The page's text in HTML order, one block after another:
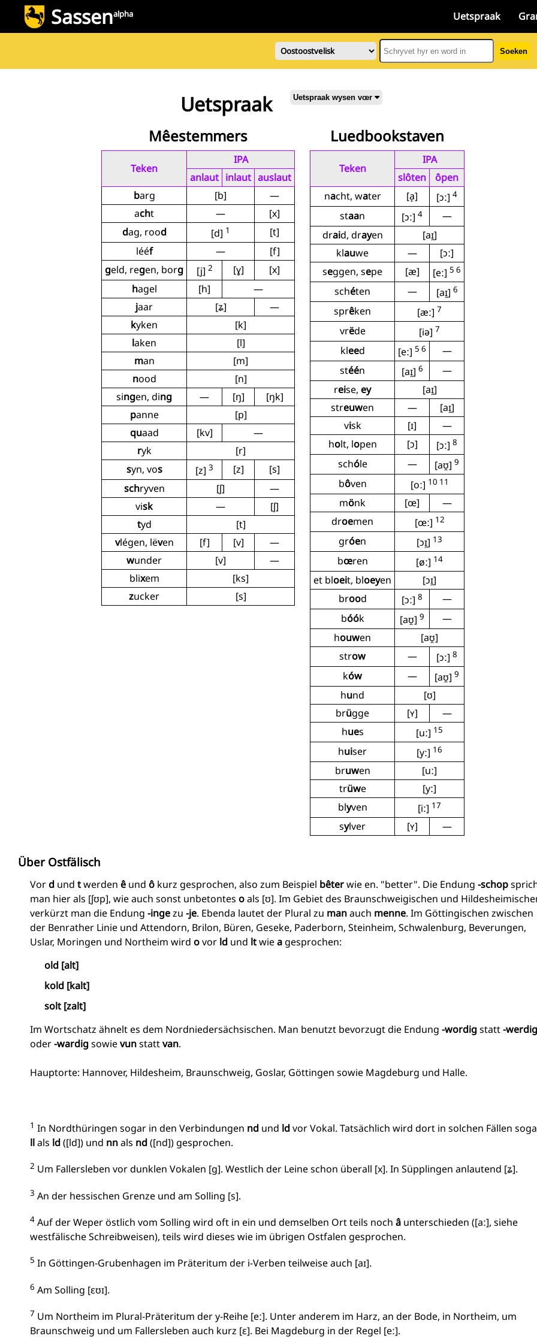
Sassenalpha Uetspraak
Soeken
Uetspraak Uetspraak wysen vœr
Mêestemmers
Teken
IPA
anlaut inlaut auslaut
barg [b]
—
acht —
[x]
dag, rood [d] 1
[t]
lééf —
[f]
geld, regen, borg [j] 2 [ɣ]
[x]
hagel [h]
—
jaar [ʑ]
—
kyken
[k]
laken
[l]
man
[m]
nood
[n]
singen, ding — [ŋ]
[ŋk]
panne
[p]
quaad [kv]
—
ryk
[r]
syn, vos [z] 3 [z]
[s]
schryven [ʃ]
—
visk —
[ʃ]
tyd
[t]
vlégen, lëven [f] [v]
—
wunder [v]
—
blixem
[ks]
zucker [s]
Luedbookstaven
Teken
IPA
slôten
ôpen
nacht, water [a̝] [ɔː] 4
staan [ɔː] 4
—
draid, drayen
[aɪ̯]
klauwe —
[ɔː]
seggen, sepe [æ] [eː] 5 6
schéten — [aɪ̯] 6
sprêken [æː] 7
vrëde [iə] 7
kleed [eː] 5 6
—
stéén [aɪ̯] 6
—
reise, ey
[aɪ̯]
streuwen —
[aɪ̯]
visk [ɪ]
—
holt, lopen [ɔ] [ɔː] 8
schóle — [aʊ̯] 9
bôven [oː] 10 11
mönk [œ]
—
droemen [œː] 12
gróen [ɔɪ̯] 13
bœren [øː] 14
et bloeit, bloeyen
[ɔɪ̯]
brood [ɔː] 8
—
bóók [aʊ̯] 9
—
houwen
[aʊ̯]
strow — [ɔː] 8
ków — [aʊ̯] 9
hund
[ʊ]
brügge [ʏ]
—
hues [uː] 15
huiser [yː] 16
bruwen
[uː]
trüwe
[yː]
blyven [iː] 17
sylver [ʏ] —
Über Ostfälisch
Vord und twerden ê und ô kurz gesprochen, also zum Beispiel bêterwie en. "better". Die Endung -schop
man hier als [ʃʊp], wie auch sonst unbetontes oals [ʊ]. Im Gebiet des Braunschweigischen und
verkürzt man die Endung -ingezu -je. Ebenda lautet der Plural zu manauch menne. Im Göttingischen zwischen
der Benrather Linie und Attendorn, Brilon, Büren, Geseke, Paderborn, Steinheim, Schwalenburg, Beverungen,
Uslar, Moringen und Northeim wird ovor ld und ltwiea gesprochen:
old [alt]
kold [kalt]
solt [zalt]
Im Wortschatz ähnelt es dem Nordniedersächsischen. Man benutzt bevorzugt die Endung -wordigstatt-werdig
oder-wardigsowievunstattvan.
Hauptorte: Hannover, Hildesheim, Braunschweig, Goslar, Göttingen sowie Magdeburg und Halle.
1 In Nordthüringen sogar in den Verbindungen nd und ldvor Vokal. Tatsächlich wird dort in solchen Fällen
llals ld([ld]) und nnals nd([nd]) gesprochen.
2 Um Fallersleben vor dunklen Vokalen [g]. Westlich der Leine schon überall [x]. In Süpplingen anlautend [ʑ].
3 An der hessischen Grenze und am Solling [s].
4 Auf der Weper östlich vom Solling wird oft in ein und demselben Ort teils noch â unterschieden ([aː], siehe
westfälische Schreibweisen), teils wird dieses wie im übrigen Ostfalen gesprochen.
5 In Göttingen-Grubenhagen im Präteritum der i-Verben teilweise auch [aɪ].
6 Am Solling [ɛʊɪ].
7 Um Northeim im Plural-Präteritum der y-Reihe [eː]. Unter anderem im Harz, an der Bode, in Northeim, um
Braunschweig und um Fallersleben auch kurz [ɛ]. Bei Magdeburg in der Regel [eː].